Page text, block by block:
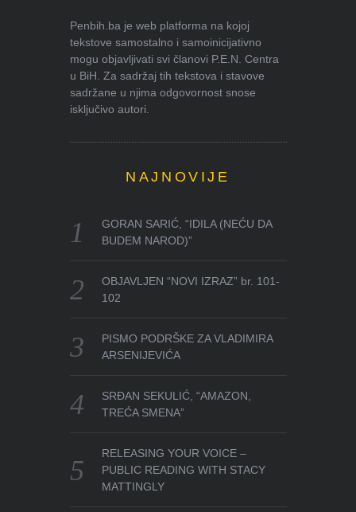
Penbih.ba je web platforma na kojoj
tekstove samostalno i samoinicijativno
mogu objavljivati svi članovi P.E.N. Centra
u BiH. Za sadržaj tih tekstova i stavove
sadržane u njima odgovornost snose
isključivo autori.
NAJNOVIJE
GORAN SARIĆ, “IDILA (NEĆU DA
BUDEM NAROD)”
OBJAVLJEN “NOVI IZRAZ” br. 101-
102
PISMO PODRŠKE ZA VLADIMIRA
ARSENIJEVIĆA
SRĐAN SEKULIĆ, “AMAZON,
TREĆA SMENA”
RELEASING YOUR VOICE –
PUBLIC READING WITH STACY
MATTINGLY